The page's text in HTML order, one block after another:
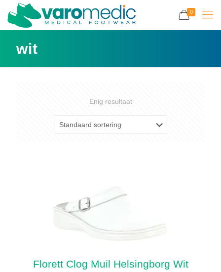
0
wit
Enig resultaat
Florett Clog Muil Helsingborg Wit